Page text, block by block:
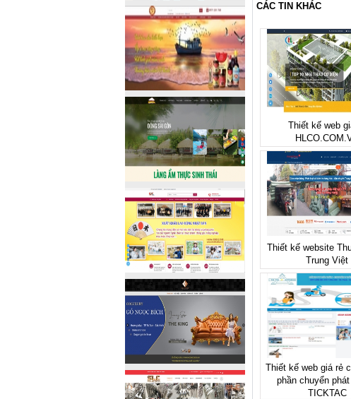
CÁC TIN KHÁC
Thiết kế web
Thiết kế website
Trung Việt
Thiết kế web giá rẻ
phần chuyển
TICKTAC